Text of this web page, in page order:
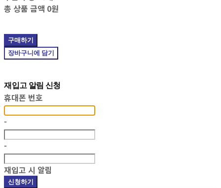
총 상품 금액 0원
구매하기
장바구니에 담기
재입고 알림 신청
휴대폰 번호
-
-
재입고 시 알림
신청하기